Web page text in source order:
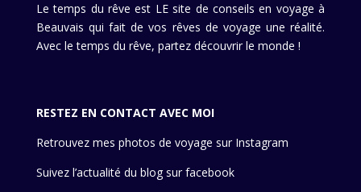
Le temps du rêve est LE site de conseils en voyage à
Beauvais qui fait de vos rêves de voyage une réalité.
Avec le temps du rêve, partez découvrir le monde !
RESTEZ EN CONTACT AVEC MOI
Retrouvez mes photos de voyage sur Instagram
Suivez l’actualité du blog sur facebook